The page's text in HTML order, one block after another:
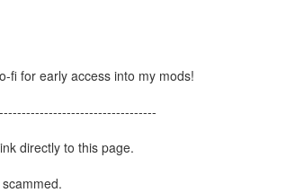
fi for early access into my mods!
directly to this page.